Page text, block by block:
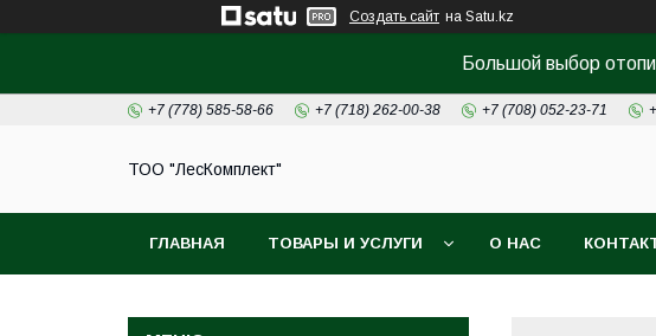
Создать сайт на Satu.kz
Большой выбор
+7 (778) 585-58-66 +7 (718) 262-00-38 +7 (708) 052-23-71
ТОО "ЛесКомплект"
ГЛАВНАЯ ТОВАРЫ И УСЛУГИ О НАС